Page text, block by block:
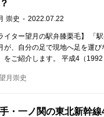
崇史 2022.07.22
イター望月の駅弁膝栗毛】 「
が、自分の足で現地へ足を運
をご紹介します。 平成4（
月崇史
・一ノ関の東北新幹